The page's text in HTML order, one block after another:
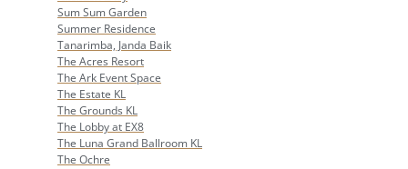
Sum Sum Garden
Summer Residence
Tanarimba, Janda Baik
The Acres Resort
The Ark Event Space
The Estate KL
The Grounds KL
The Lobby at EX8
The Luna Grand Ballroom KL
The Ochre